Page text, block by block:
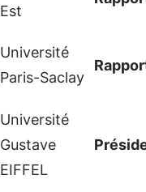
Est
Université
Paris-Saclay
Université
Gustave
EIFFEL